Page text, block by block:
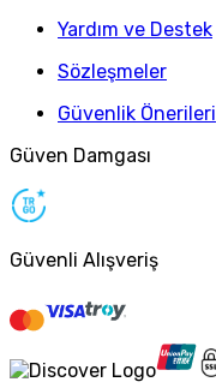
Yardım ve Destek
Sözleşmeler
Güvenlik Önerileri
Güven Damgası
Güvenli Alışveriş